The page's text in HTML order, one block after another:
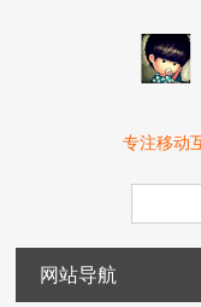
专注移动
网站导航